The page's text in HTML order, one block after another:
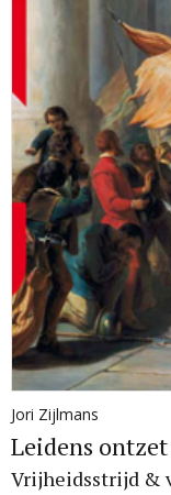
Jori Zijlmans
Leidens ontzet
Vrijheidsstrijd &